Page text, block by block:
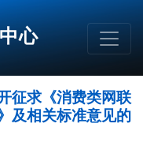
心
征求《消费类网联
及相关标准意见的